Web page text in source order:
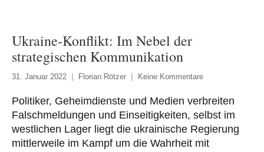
Ukraine-Konflikt: Im Nebel der
strategischen Kommunikation
31. Januar 2022 Florian Rötzer Keine Kommentare
Politiker, Geheimdienste und Medien verbreiten
Falschmeldungen und Einseitigkeiten, selbst im
westlichen Lager liegt die ukrainische Regierung
mittlerweile im Kampf um die Wahrheit mit